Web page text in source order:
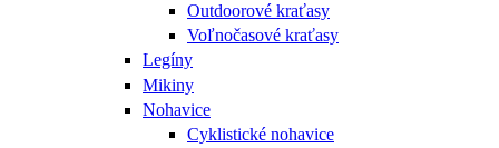
Outdoorové kraťasy
Voľnočasové kraťasy
Legíny
Mikiny
Nohavice
Cyklistické nohavice